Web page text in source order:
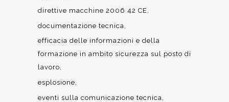
direttive macchine 2006 42 CE
documentazione tecnica
efficacia delle informazioni e della
formazione in ambito sicurezza sul posto di
lavoro
esplosione
eventi sulla comunicazione tecnica